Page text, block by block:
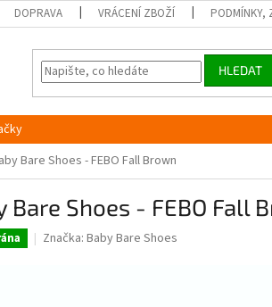
DOPRAVA VRÁCENÍ ZBOŽÍ PODMÍNKY,
HLEDAT
Bare Shoes - FEBO Fall Brown
Bare Shoes - FEBO Fall
Značka: Baby Bare Shoes